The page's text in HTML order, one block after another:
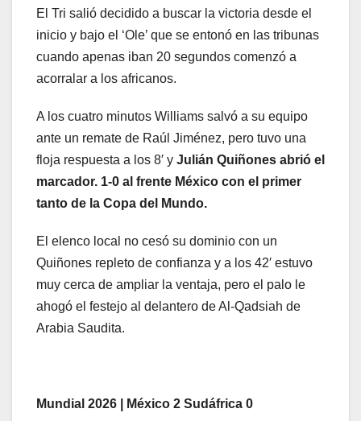
El Tri salió decidido a buscar la victoria desde el
inicio y bajo el ‘Ole’ que se entonó en las tribunas
cuando apenas iban 20 segundos comenzó a
acorralar a los africanos.
A los cuatro minutos Williams salvó a su equipo
ante un remate de Raúl Jiménez, pero tuvo una
floja respuesta a los 8′ y Julián Quiñones abrió el
marcador. 1-0 al frente México con el primer
tanto de la Copa del Mundo.
El elenco local no cesó su dominio con un
Quiñones repleto de confianza y a los 42′ estuvo
muy cerca de ampliar la ventaja, pero el palo le
ahogó el festejo al delantero de Al-Qadsiah de
Arabia Saudita.
Mundial 2026 | México 2 Sudáfrica 0